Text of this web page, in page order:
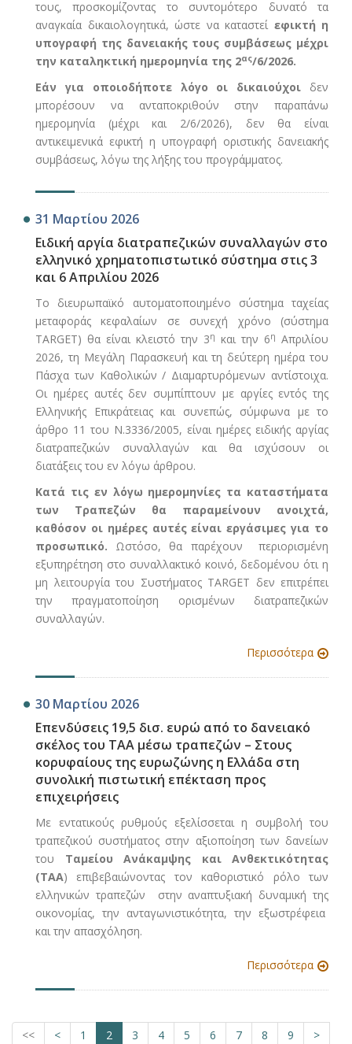
τους, προσκομίζοντας το συντομότερο δυνατό τα
αναγκαία δικαιολογητικά, ώστε να καταστεί εφικτή η
υπογραφή της δανειακής τους συμβάσεως μέχρι
την καταληκτική ημερομηνία της 2ας/6/2026.
Εάν για οποιοδήποτε λόγο οι δικαιούχοι δεν
μπορέσουν να ανταποκριθούν στην παραπάνω
ημερομηνία (μέχρι και 2/6/2026), δεν θα είναι
αντικειμενικά εφικτή η υπογραφή οριστικής δανειακής
συμβάσεως, λόγω της λήξης του προγράμματος.
31 Μαρτίου 2026
Ειδική αργία διατραπεζικών συναλλαγών στο
ελληνικό χρηματοπιστωτικό σύστημα στις 3
και 6 Απριλίου 2026
Το διευρωπαϊκό αυτοματοποιημένο σύστημα ταχείας
μεταφοράς κεφαλαίων σε συνεχή χρόνο (σύστημα
ΤARGET) θα είναι κλειστό την 3η και την 6η Απριλίου
2026, τη Μεγάλη Παρασκευή και τη δεύτερη ημέρα του
Πάσχα των Καθολικών / Διαμαρτυρόμενων αντίστοιχα.
Οι ημέρες αυτές δεν συμπίπτουν με αργίες εντός της
Ελληνικής Επικράτειας και συνεπώς, σύμφωνα με το
άρθρο 11 του Ν.3336/2005, είναι ημέρες ειδικής αργίας
διατραπεζικών συναλλαγών και θα ισχύσουν οι
διατάξεις του εν λόγω άρθρου.
Κατά τις εν λόγω ημερομηνίες τα καταστήματα
των Τραπεζών θα παραμείνουν ανοιχτά,
καθόσον οι ημέρες αυτές είναι εργάσιμες για το
προσωπικό.
Ωστόσο, θα παρέχουν περιορισμένη
εξυπηρέτηση στο συναλλακτικό κοινό, δεδομένου ότι η
μη λειτουργία του Συστήματος TARGET δεν επιτρέπει
την πραγματοποίηση ορισμένων διατραπεζικών
συναλλαγών.
Περισσότερα
30 Μαρτίου 2026
Επενδύσεις 19,5 δισ. ευρώ από το δανειακό
σκέλος του ΤΑΑ μέσω τραπεζών – Στους
κορυφαίους της ευρωζώνης η Ελλάδα στη
συνολική πιστωτική επέκταση προς
επιχειρήσεις
Με εντατικούς ρυθμούς εξελίσσεται η συμβολή του
τραπεζικού συστήματος στην αξιοποίηση των δανείων
του Ταμείου Ανάκαμψης και Ανθεκτικότητας
(ΤΑΑ) επιβεβαιώνοντας τον καθοριστικό ρόλο των
ελληνικών τραπεζών στην αναπτυξιακή δυναμική της
οικονομίας, την ανταγωνιστικότητα, την εξωστρέφεια
και την απασχόληση.
Περισσότερα
<< < 1 2 3 4 5 6 7 8 9
>